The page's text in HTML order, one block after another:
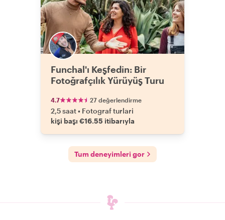
Funchal'ı Keşfedin: Bir
Fotoğrafçılık Yürüyüş Turu
4.7 27 değerlendirme
2,5 saat• Fotograf turlari
kişi başı €16.55 itibarıyla
Tum deneyimleri gor